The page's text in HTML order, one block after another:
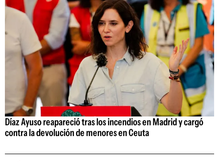
Díaz Ayuso reapareció tras los incendios en Madrid y cargó
contra la devolución de menores en Ceuta